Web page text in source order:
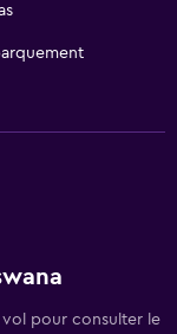
pour consulter le